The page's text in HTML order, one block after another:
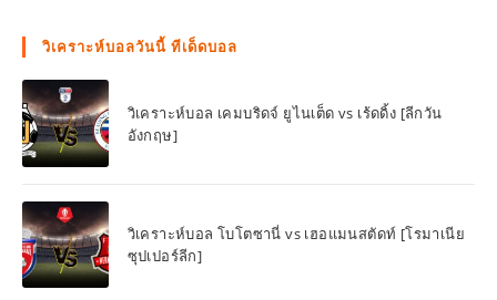
วิเคราะห์บอลวันนี้ ทีเด็ดบอล
วิเคราะห์บอล เคมบริดจ์ ยูไนเต็ด vs เร้ดดิ้ง [ลีกวัน
อังกฤษ]
วิเคราะห์บอล โบโตซานี่ vs เฮอแมนสตัดท์ [โรมาเนีย
ซุปเปอร์ลีก]